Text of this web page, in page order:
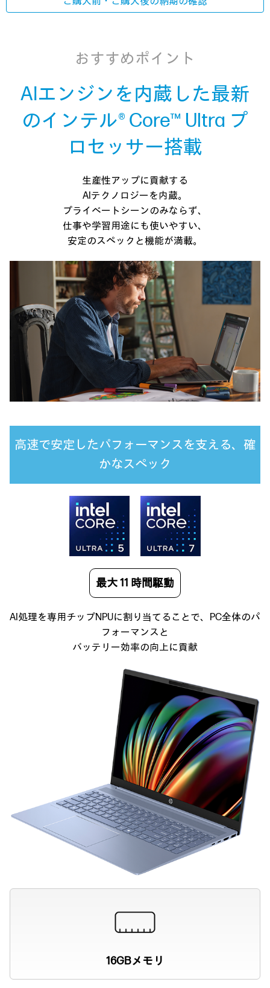
おすすめポイント
AIエンジンを内蔵した最新
のインテル® Core™ Ultra プ
ロセッサー搭載
生産性アップに貢献する
AIテクノロジーを内蔵。
プライベートシーンのみならず、
仕事や学習用途にも使いやすい、
安定のスペックと機能が満載。
高速で安定したパフォーマンスを支える、 確
かなスペック
最大 11 時間駆動
AI処理を専用チップNPUに割り当てることで、 PC全体のパ
フォーマンスと
バッテリー効率の向上に貢献
16GBメモリ